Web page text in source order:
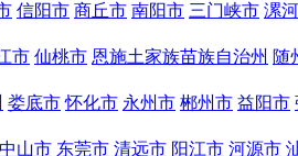
信阳市 商丘市 南阳市 三门峡市 漯
市 仙桃市 恩施土家族苗族自治州 随
娄底市 怀化市 永州市 郴州市 益阳市
中山市 东莞市 清远市 阳江市 河源市